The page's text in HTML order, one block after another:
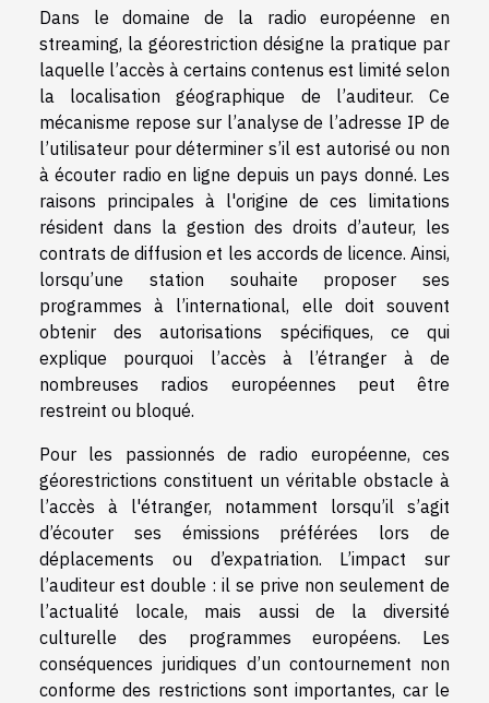
Dans le domaine de la radio européenne en
streaming, la géorestriction désigne la pratique par
laquelle l’accès à certains contenus est limité selon
la localisation géographique de l’auditeur. Ce
mécanisme repose sur l’analyse de l’adresse IP de
l’utilisateur pour déterminer s’il est autorisé ou non
à écouter radio en ligne depuis un pays donné. Les
raisons principales à l'origine de ces limitations
résident dans la gestion des droits d’auteur, les
contrats de diffusion et les accords de licence. Ainsi,
lorsqu’une station souhaite proposer ses
programmes à l’international, elle doit souvent
obtenir des autorisations spécifiques, ce qui
explique pourquoi l’accès à l’étranger à de
nombreuses radios européennes peut être
restreint ou bloqué.
Pour les passionnés de radio européenne, ces
géorestrictions constituent un véritable obstacle à
l’accès à l'étranger, notamment lorsqu’il s’agit
d’écouter ses émissions préférées lors de
déplacements ou d’expatriation. L’impact sur
l’auditeur est double : il se prive non seulement de
l’actualité locale, mais aussi de la diversité
culturelle des programmes européens. Les
conséquences juridiques d’un contournement non
conforme des restrictions sont importantes, car le